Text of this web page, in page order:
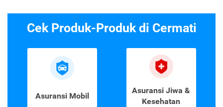
Cek Produk-Produk di Cermati
Asuransi Mobil
Asuransi Jiwa &
Kesehatan